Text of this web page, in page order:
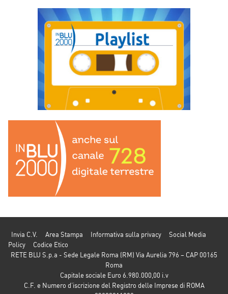
Invia C.V. Area Stampa Informativa sulla privacy
Social Media
Policy
Codice Etico
RETE BLU S.p.a - Sede Legale Roma (RM) Via Aurelia 796 – CAP 00165
Roma
Capitale sociale Euro 6.980.000,00 i.v
C.F. e Numero d’iscrizione del Registro delle Imprese di ROMA